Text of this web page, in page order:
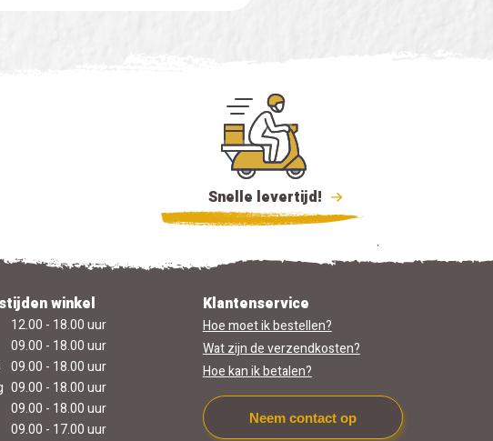
Snelle levertijd!
winkel
12.00 - 18.00 uur
09.00 - 18.00 uur
09.00 - 18.00 uur
09.00 - 18.00 uur
09.00 - 18.00 uur
09.00 - 17.00 uur
Klantenservice
Hoe moet ik bestellen?
Wat zijn de verzendkosten?
Hoe kan ik betalen?
Neem contact op